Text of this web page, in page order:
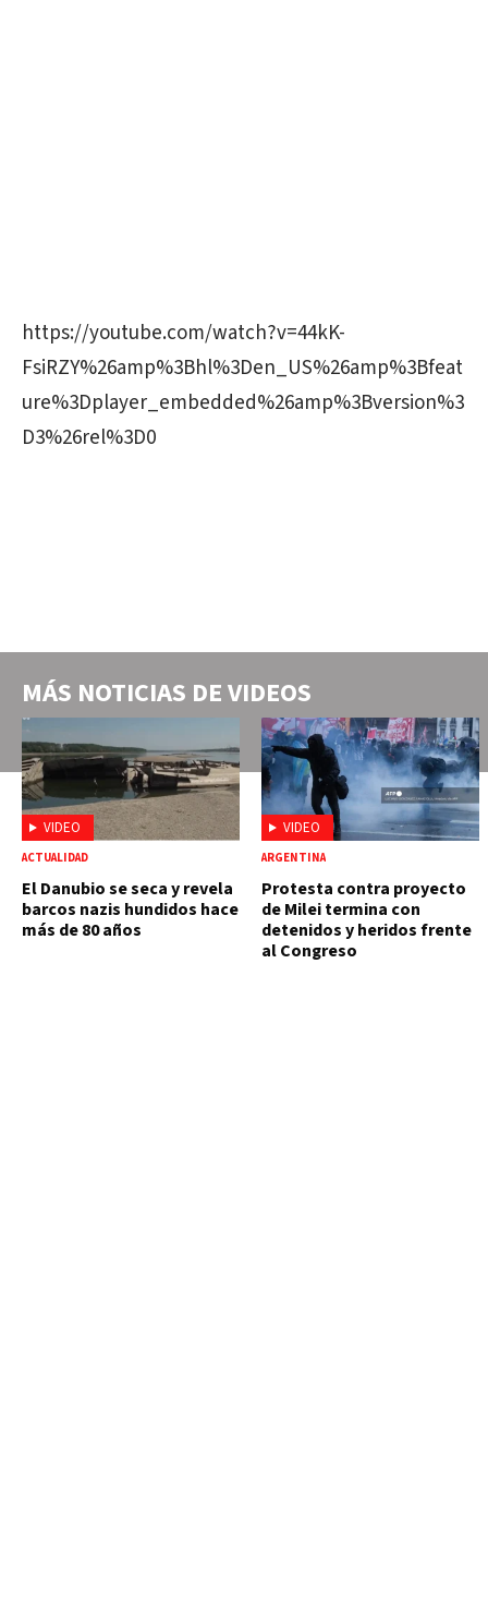
https://youtube.com/watch?v=44kK-
FsiRZY%26amp%3Bhl%3Den_US%26amp%3Bfeat
ure%3Dplayer_embedded%26amp%3Bversion%3
D3%26rel%3D0
MÁS NOTICIAS DEVIDEOS
VIDEO
ACTUALIDAD
El Danubio se seca y revela
barcos nazis hundidos hace
más de 80 años
VIDEO
ARGENTINA
Protesta contra proyecto
de Milei termina con
detenidos y heridos frente
al Congreso